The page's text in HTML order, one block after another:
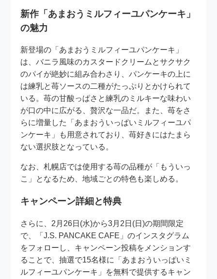
新作「あまおうミルフィーユパンケーキ」
の魅力
新登場の「あまおうミルフィーユパンケーキ」
は、バニラ風味のカスタードクリームとサクサク
のパイが絶妙に組み合わさり、パンケーキの上に
は練乳と苺ソースの二種がたっぷりとかけられて
いる。苺の甘酸っぱさと練乳のミルキーな味わい
が口の中に広がる、贅沢な一品だ。また、苺をさ
らに増量した「あまおういっぱいミルフィーユパ
ンケーキ」も用意されており、苺好きにはたまら
ない選択肢となっている。
なお、札幌店では使用する苺の品種が「もういっ
こ」となるため、地域ごとの特色も楽しめる。
キャンペーン詳細と特典
さらに、2月26日(水)から3月2日(日)の期間限定
で、「J.S. PANCAKE CAFE」のインスタグラム
をフォローし、キャンペーン投稿をメンションす
ることで、抽選で15名様に「あまおういっぱいミ
ルフィーユパンケーキ」を無料で提供するキャン